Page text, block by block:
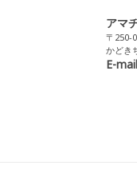
アマ
〒250-
かどき
E-